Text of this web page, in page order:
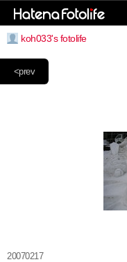
koh033's fotolife
<prev
20070217